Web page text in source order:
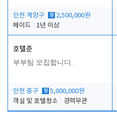
인천 계양구 월 2,500,000원
메이드
1년 이상
호텔준
부부팀 모집합니다.
인천 중구 월 5,000,000원
객실 및 호텔청소
경력무관